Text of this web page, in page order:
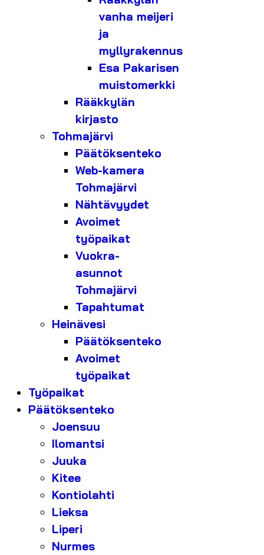
vanha meijeri
ja
myllyrakennus
Esa Pakarisen
muistomerkki
Rääkkylän
kirjasto
Tohmajärvi
Päätöksenteko
Web-kamera
Tohmajärvi
Nähtävyydet
Avoimet
työpaikat
Vuokra-
asunnot
Tohmajärvi
Tapahtumat
Heinävesi
Päätöksenteko
Avoimet
työpaikat
Työpaikat
Päätöksenteko
Joensuu
Ilomantsi
Juuka
Kitee
Kontiolahti
Lieksa
Liperi
Nurmes